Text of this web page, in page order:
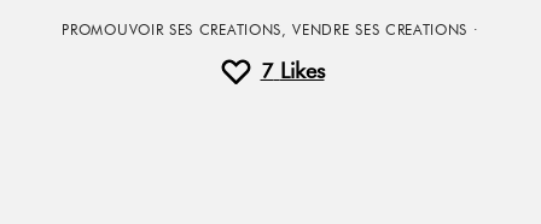
PROMOUVOIR SES CREATIONS,VENDRE SES CREATIONS ·
7 Likes